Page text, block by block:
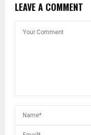
LEAVE A COMMENT